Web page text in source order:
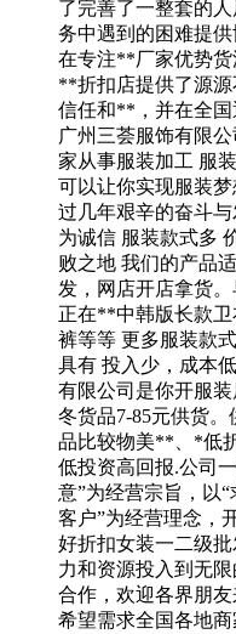
了完善了一整套的
务中遇到的困难提供
在专注**厂家优势
**折扣店提供了源
信任和**，并在全国
广州三荟服饰有限
家从事服装加工 服
可以让你实现服装
过几年艰辛的奋斗
为诚信 服装款式多
败之地 我们的产品
发，网店开店拿货
正在**中韩版长款
裤等等 更多服装款
具有 投入少，成本
有限公司是你开服
冬货品7-85元供货
品比较物美**、*低
低投资高回报.公司
意”为经营宗旨，以
客户”为经营理念，
好折扣女装一二级
力和资源投入到无
合作，欢迎各界朋
希望需求全国各地